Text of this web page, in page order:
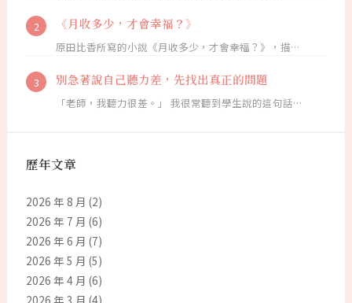
《月收多少，才會幸福？》
原田比香所寫的小說《月收多少，才會幸福？》，描…
別急著說自己聽力差，先找出真正的問題
「老師，我聽力很差。」 我很常聽到學生說的這句話…
歷年文章
2026 年 8 月 (2)
2026 年 7 月 (6)
2026 年 6 月 (7)
2026 年 5 月 (5)
2026 年 4 月 (6)